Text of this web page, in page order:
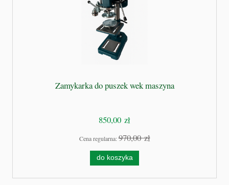
Zamykarka do puszek wek maszyna
850,00 zł
Cena regularna:970,00 zł
do koszyka